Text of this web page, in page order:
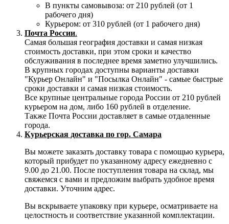
В пункты самовывоза: от 210 рублей (от 1
рабочего дня)
Курьером: от 310 рублей (от 1 рабочего дня)
Почта России.
Самая большая география доставки и самая низкая
стоимость доставки, при этом сроки и качество
обслуживания в последнее время заметно улучшились.
В крупных городах доступны варианты доставки
"Курьер Онлайн" и "Посылка Онлайн" - самые быстрые
сроки доставки и самая низкая стоимость.
Все крупные центральные города России от 210 рублей
курьером на дом, либо 160 рублей в отделение.
Также Почта России доставляет в самые отдаленные
города.
Курьерская доставка по гор. Самара
Вы можете заказать доставку товара с помощью курьера,
который прибудет по указанному адресу ежедневно с
9.00 до 21.00. После поступления товара на склад, мы
свяжемся с вами и предложим выбрать удобное время
доставки. Уточним адрес.
Вы вскрываете упаковку при курьере, осматриваете на
целостность и соответствие указанной комплектации.